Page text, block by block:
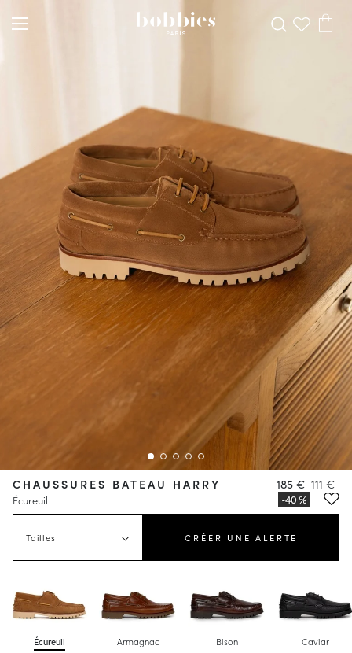
CHAUSSURES BATEAU HARRY
Écureuil
185 € 111 €
Tailles CRÉER UNE ALERTE
Écureuil Armagnac Bison Caviar